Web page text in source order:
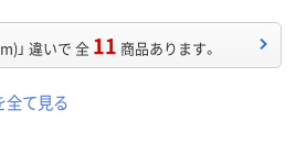
」 違いで 全 11 商品あります。
全て見る